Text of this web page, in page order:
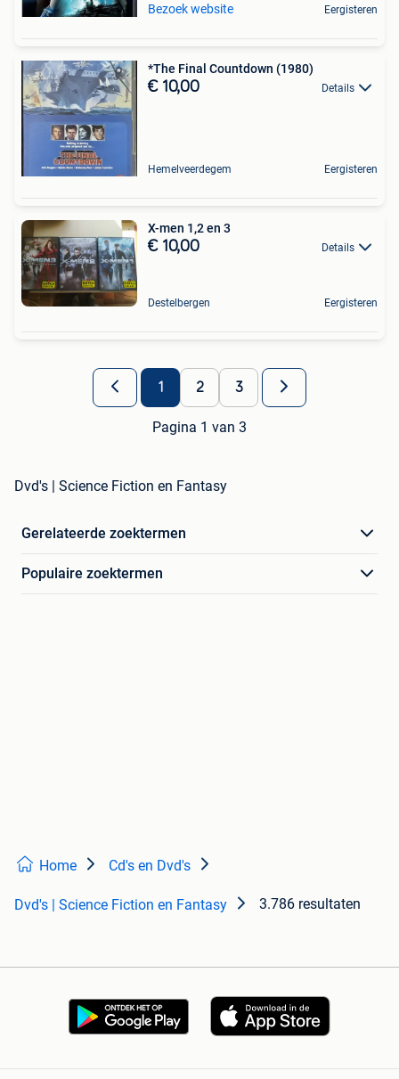
Bezoek website Eergisteren
*The Final Countdown (1980)
€ 10,00 Details
Hemelveerdegem Eergisteren
X-men 1,2 en 3
€ 10,00 Details
Destelbergen Eergisteren
1 2 3
Pagina 1 van 3
Dvd's | Science Fiction en Fantasy
Gerelateerde zoektermen
Populaire zoektermen
Home Cd's en Dvd's
Dvd's | Science Fiction en Fantasy 3.786 resultaten